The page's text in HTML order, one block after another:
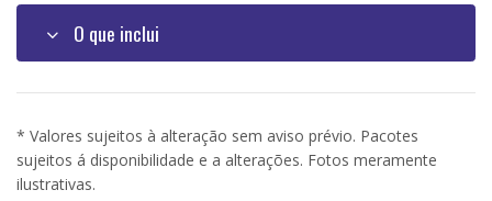
O que inclui
* Valores sujeitos à alteração sem aviso prévio. Pacotes
sujeitos á disponibilidade e a alterações. Fotos meramente
ilustrativas.